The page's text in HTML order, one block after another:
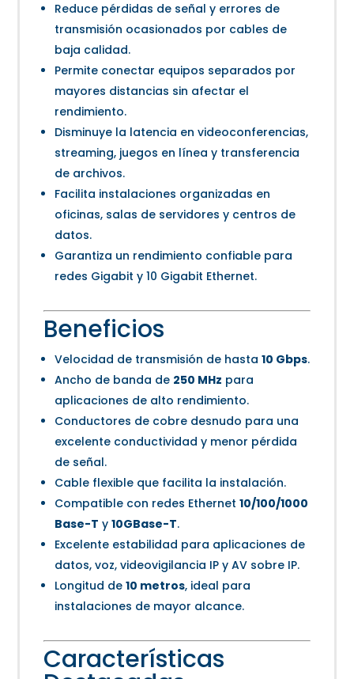
Reduce pérdidas de señal y errores de
transmisión ocasionados por cables de
baja calidad.
Permite conectar equipos separados por
mayores distancias sin afectar el
rendimiento.
Disminuye la latencia en videoconferencias,
streaming, juegos en línea y transferencia
de archivos.
Facilita instalaciones organizadas en
oficinas, salas de servidores y centros de
datos.
Garantiza un rendimiento confiable para
redes Gigabit y 10 Gigabit Ethernet.
Beneficios
Velocidad de transmisión de hasta10 Gbps.
Ancho de banda de 250 MHz para
aplicaciones de alto rendimiento.
Conductores de cobre desnudo para una
excelente conductividad y menor pérdida
de señal.
Cable flexible que facilita la instalación.
Compatible con redes Ethernet10/100/1000
Base-T y10GBase-T.
Excelente estabilidad para aplicaciones de
datos, voz, videovigilancia IP y AV sobre IP.
Longitud de10 metros, ideal para
instalaciones de mayor alcance.
Características